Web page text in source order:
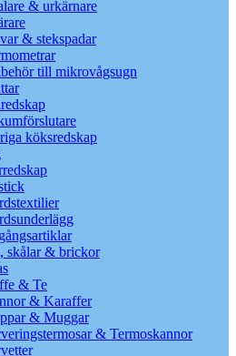
& urkärnare
& stekspadar
till mikrovågsugn
köksredskap
skålar & brickor
& Te
& Karaffer
& Muggar
& Termoskannor